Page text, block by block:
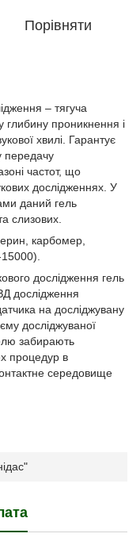
Порівняти
– тягуча
глибину проникнення і
хвилі. Гарантує
передачу
частот, що
дослідженнях. У
даний гель
слизових.
карбомер,
дослідження гель
дослідження
на досліджувану
досліджуваної
забирають
процедур в
середовище